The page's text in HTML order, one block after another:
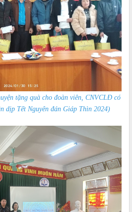
tặng quà cho đoàn viên, CNVCLĐ có
dịp Tết Nguyên đán Giáp Thìn 2024)